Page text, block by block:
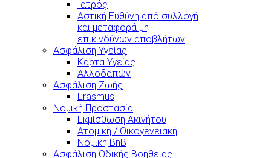
Ιατρός
Αστική Ευθύνη από συλλογή
και μεταφορά μη
επικινδύνων αποβλήτων
Ασφάλιση Υγείας
Κάρτα Υγείας
Αλλοδαπών
Ασφάλιση Ζωής
Erasmus
Νομική Προστασία
Εκμίσθωση Ακινήτου
Ατομική / Οικογενειακή
Νομική BnB
Ασφάλιση Οδικής Βοήθειας